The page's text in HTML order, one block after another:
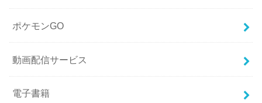
ポケモンGO
動画配信サービス
電子書籍